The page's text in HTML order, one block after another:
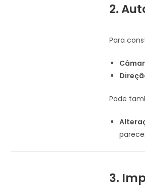
2.
Para
Pode
3.